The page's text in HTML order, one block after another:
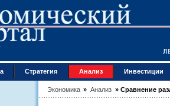
Стратегия Анализ Инвестиции
Экономика » Анализ » Сравнение